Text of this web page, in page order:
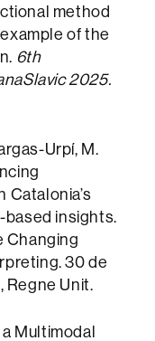
method
of the
6th
2025.
Urpí, M.
Catalonia’s
insights.
Changing
30 de
Regne Unit.
Multimodal